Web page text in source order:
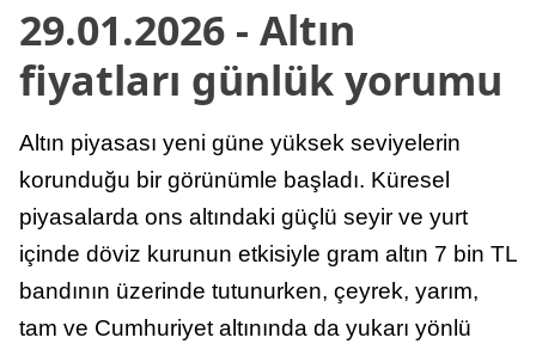
29.01.2026 - Altın
fiyatları günlük yorumu
Altın piyasası yeni güne yüksek seviyelerin
korunduğu bir görünümle başladı. Küresel
piyasalarda ons altındaki güçlü seyir ve yurt
içinde döviz kurunun etkisiyle gram altın 7 bin TL
bandının üzerinde tutunurken, çeyrek, yarım,
tam ve Cumhuriyet altınında da yukarı yönlü